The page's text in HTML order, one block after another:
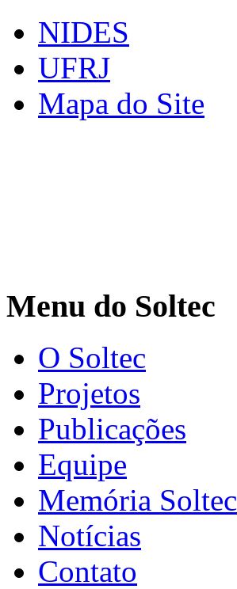
NIDES
UFRJ
Mapa do Site
Menu do Soltec
O Soltec
Projetos
Publicações
Equipe
Memória Soltec
Notícias
Contato